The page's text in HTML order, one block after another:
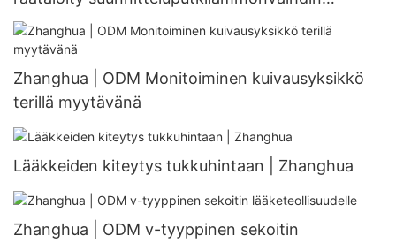
muokattavissa olevalle lämmönvaihtimelle
Zhanghua | ODM Monitoiminen kuivausyksikkö
terillä myytävänä
Lääkkeiden kiteytys tukkuhintaan | Zhanghua
Zhanghua | ODM v-tyyppinen sekoitin